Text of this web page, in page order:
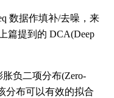
数据作填补/去噪，来
篇提到的 DCA(Deep
负二项分布(Zero-
分布可以有效的拟合